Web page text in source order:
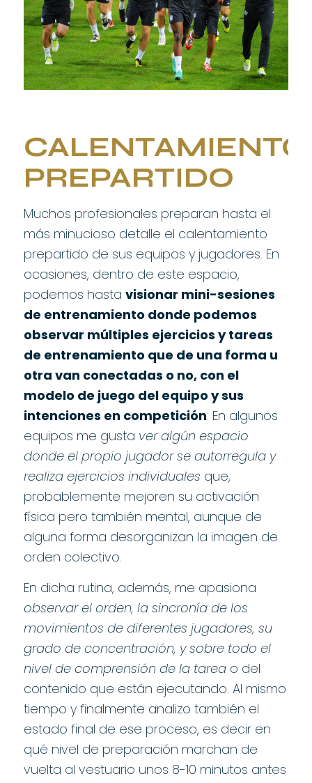
CALENTAMIENTO
PREPARTIDO
Muchos profesionales preparan hasta el
más minucioso detalle el calentamiento
prepartido de sus equipos y jugadores. En
ocasiones, dentro de este espacio,
podemos hasta visionar mini-sesiones
de entrenamiento donde podemos
observar múltiples ejercicios y tareas
de entrenamiento que de una forma u
otra van conectadas o no, con el
modelo de juego del equipo y sus
intenciones en competición. En algunos
equipos me gusta ver algún espacio
donde el propio jugador se autorregula y
realiza ejercicios individuales que,
probablemente mejoren su activación
física pero también mental, aunque de
alguna forma desorganizan la imagen de
orden colectivo.
En dicha rutina, además, me apasiona
observar el orden, la sincronía de los
movimientos de diferentes jugadores, su
grado de concentración, y sobre todo el
nivel de comprensión de la tareao del
contenido que están ejecutando. Al mismo
tiempo y finalmente analizo también el
estado final de ese proceso, es decir en
qué nivel de preparación marchan de
vuelta al vestuario unos 8-10 minutos antes